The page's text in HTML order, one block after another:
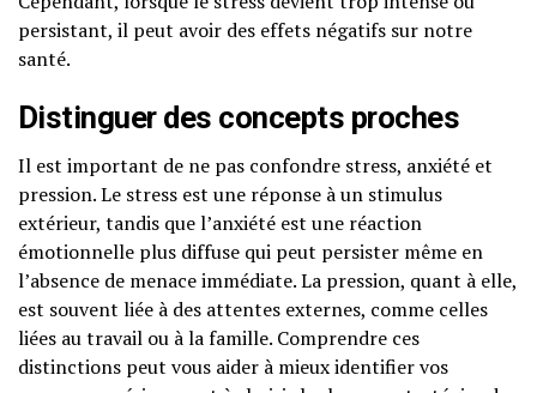
persistant, il peut avoir des effets négatifs sur notre
santé.
Distinguer des concepts proches
Il est important de ne pas confondre stress, anxiété et
pression. Le stress est une réponse à un stimulus
extérieur, tandis que l’anxiété est une réaction
émotionnelle plus diffuse qui peut persister même en
l’absence de menace immédiate. La pression, quant à elle,
est souvent liée à des attentes externes, comme celles
liées au travail ou à la famille. Comprendre ces
distinctions peut vous aider à mieux identifier vos